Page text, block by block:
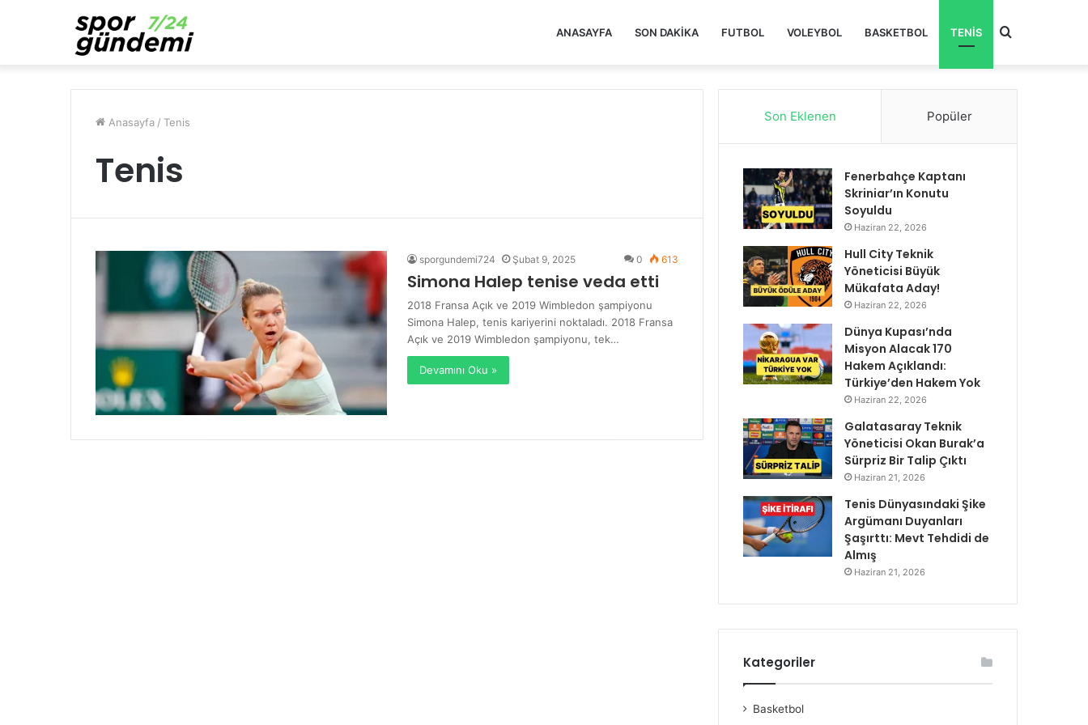
ANASAYFA SON DAKIKA FUTBOL VOLEYBOL BASKETBOL TENIS Arama
Anasayfa / Tenis
Tenis
sporgundemi724 Şubat 9, 2025 0 613
Simona Halep tenise veda etti
2018 Fransa Açık ve 2019 Wimbledon şampiyonu
Simona Halep, tenis kariyerini noktaladı. 2018 Fransa
Açık ve 2019 Wimbledon şampiyonu, tek…
Devamını Oku »
Son Eklenen Popüler
Fenerbahçe Kaptanı
Skriniar’ın Konutu
Soyuldu
Haziran 22, 2026
Hull City Teknik
Yöneticisi Büyük
Mükafata Aday!
Haziran 22, 2026
Dünya Kupası’nda
Misyon Alacak 170
Hakem Açıklandı:
Türkiye’den Hakem Yok
Haziran 22, 2026
Galatasaray Teknik
Yöneticisi Okan Burak’a
Sürpriz Bir Talip Çıktı
Haziran 21, 2026
Tenis Dünyasındaki Şike
Argümanı Duyanları
Şaşırttı: Mevt Tehdidi de
Almış
Haziran 21, 2026
Kategoriler
Basketbol